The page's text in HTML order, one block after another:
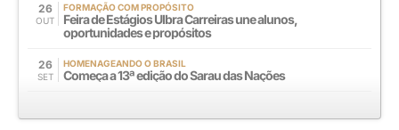
26
OUT
FORMAÇÃO COM PROPÓSITO
Feira de Estágios Ulbra Carreiras une alunos,
oportunidades e propósitos
26
SET
HOMENAGEANDO O BRASIL
Começa a 13ª edição do Sarau das Nações